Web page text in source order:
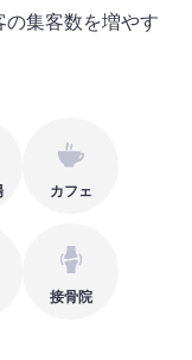
の集客数を増やす
カフェ
接骨院